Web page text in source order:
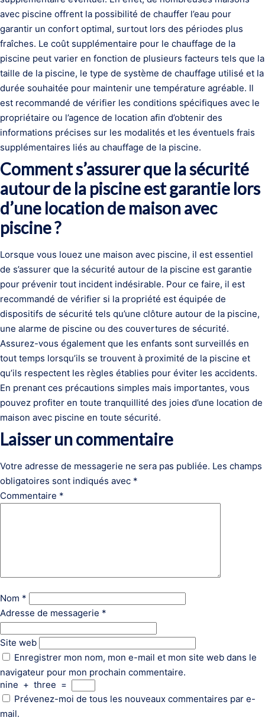
avec piscine offrent la possibilité de chauffer l’eau pour
garantir un confort optimal, surtout lors des périodes plus
fraîches. Le coût supplémentaire pour le chauffage de la
piscine peut varier en fonction de plusieurs facteurs tels que la
taille de la piscine, le type de système de chauffage utilisé et la
durée souhaitée pour maintenir une température agréable. Il
est recommandé de vérifier les conditions spécifiques avec le
propriétaire ou l’agence de location afin d’obtenir des
informations précises sur les modalités et les éventuels frais
supplémentaires liés au chauffage de la piscine.
Comment s’assurer que la sécurité
autour de la piscine est garantie lors
d’une location de maison avec
piscine ?
Lorsque vous louez une maison avec piscine, il est essentiel
de s’assurer que la sécurité autour de la piscine est garantie
pour prévenir tout incident indésirable. Pour ce faire, il est
recommandé de vérifier si la propriété est équipée de
dispositifs de sécurité tels qu’une clôture autour de la piscine,
une alarme de piscine ou des couvertures de sécurité.
Assurez-vous également que les enfants sont surveillés en
tout temps lorsqu’ils se trouvent à proximité de la piscine et
qu’ils respectent les règles établies pour éviter les accidents.
En prenant ces précautions simples mais importantes, vous
pouvez profiter en toute tranquillité des joies d’une location de
maison avec piscine en toute sécurité.
Laisser un commentaire
Votre adresse de messagerie ne sera pas publiée. Les champs
obligatoires sont indiqués avec *
Commentaire *
Nom *
Adresse de messagerie *
Site web
Enregistrer mon nom, mon e-mail et mon site web dans le
navigateur pour mon prochain commentaire.
nine + three =
Prévenez-moi de tous les nouveaux commentaires par e-
mail.